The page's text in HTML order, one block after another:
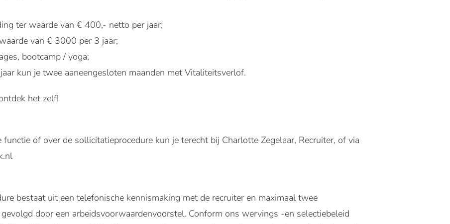
ter waarde van € 400,- netto per jaar;
van € 3000 per 3 jaar;
bootcamp / yoga;
kun je twee aaneengesloten maanden met Vitaliteitsverlof.
het zelf!
functie of over de sollicitatieprocedure kun je terecht bij Charlotte Zegelaar, Recruiter, of via
bestaat uit een telefonische kennismaking met de recruiter en maximaal twee
door een arbeidsvoorwaardenvoorstel. Conform ons wervings -en selectiebeleid